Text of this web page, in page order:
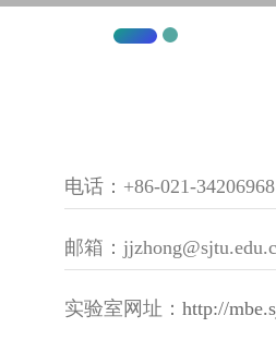
电话：+86-021-34206968
邮箱：
实验室网址： http://